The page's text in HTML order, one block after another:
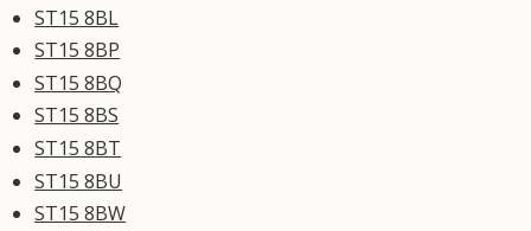
ST15 8BL
ST15 8BP
ST15 8BQ
ST15 8BS
ST15 8BT
ST15 8BU
ST15 8BW